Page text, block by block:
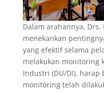
Dalam arahannya,
menekankan
yang efektif selama
melakukan monitoring
Industri (DU/DI), harap
monitoring telah